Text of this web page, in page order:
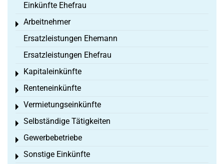
Einkünfte Ehefrau
Arbeitnehmer
Toggle menu
Ersatzleistungen Ehemann
Ersatzleistungen Ehefrau
Kapitaleinkünfte
Toggle menu
Renteneinkünfte
Toggle menu
Vermietungseinkünfte
Toggle menu
Selbständige Tätigkeiten
Toggle menu
Gewerbebetriebe
Toggle menu
Sonstige Einkünfte
Toggle menu